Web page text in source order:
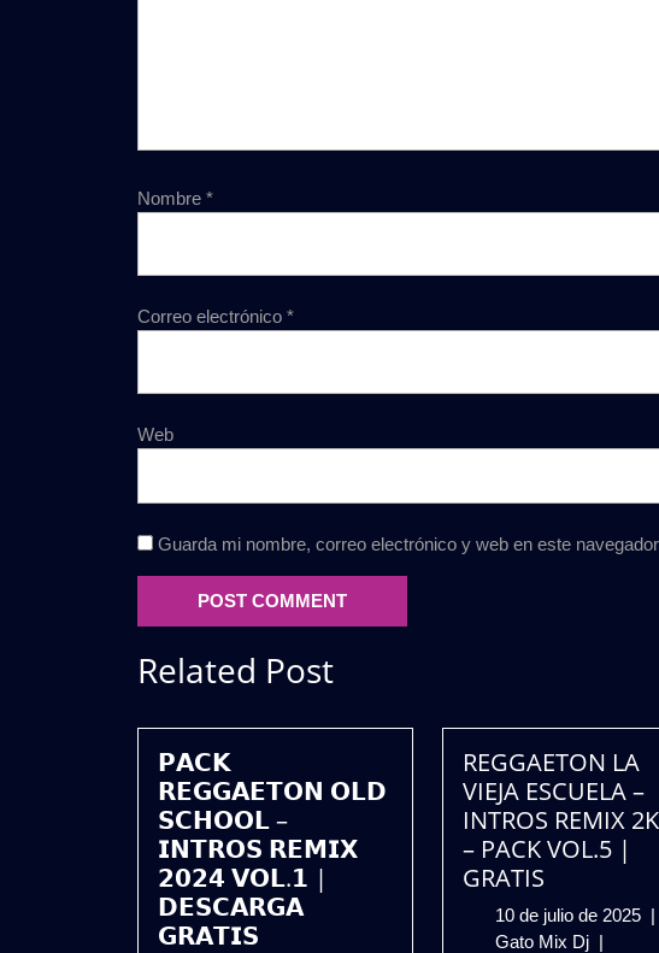
Nombre *
Correo electrónico *
Web
Guarda mi nombre, correo electrónico y web en este
Related Post
𝗣𝗔𝗖𝗞
𝗥𝗘𝗚𝗚𝗔𝗘𝗧𝗢𝗡 𝗢𝗟𝗗
𝗦𝗖𝗛𝗢𝗢𝗟 –
𝗜𝗡𝗧𝗥𝗢𝗦 𝗥𝗘𝗠𝗜𝗫
𝟮𝟬𝟮𝟰 𝗩𝗢𝗟.𝟭 |
𝗗𝗘𝗦𝗖𝗔𝗥𝗚𝗔
𝗚𝗥𝗔𝗧𝗜𝗦
REGGAETON LA
VIEJA ESCUELA –
INTROS REMIX
– PACK VOL.5 |
GRATIS
10 de julio de 2025 10|
Gato Mix Dj |